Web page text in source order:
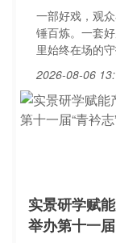
一部好戏，观
锤百炼。一套
里始终在场的
2026-08-06
实景研学赋
举办第十一